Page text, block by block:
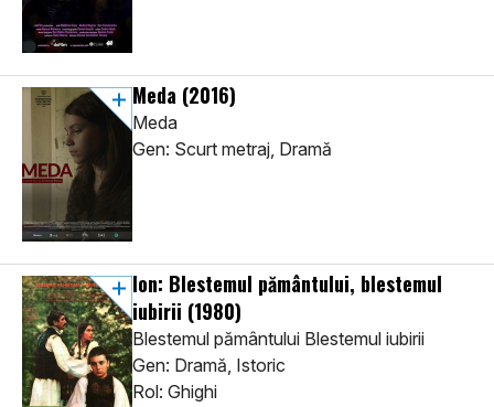
Meda (2016)
Meda
Gen: Scurt metraj, Dramă
Ion: Blestemul pământului, blestemul
iubirii (1980)
Blestemul pământului Blestemul iubirii
Gen: Dramă, Istoric
Rol: Ghighi